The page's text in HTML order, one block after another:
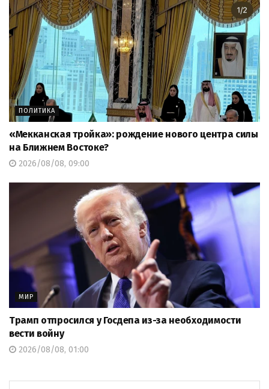
ПОЛИТИКА
«Мекканская тройка»: рождение нового центра силы
на Ближнем Востоке?
2026/08/08, 09:00
МИР
Трамп отпросился у Госдепа из-за необходимости
вести войну
2026/08/08, 01:00